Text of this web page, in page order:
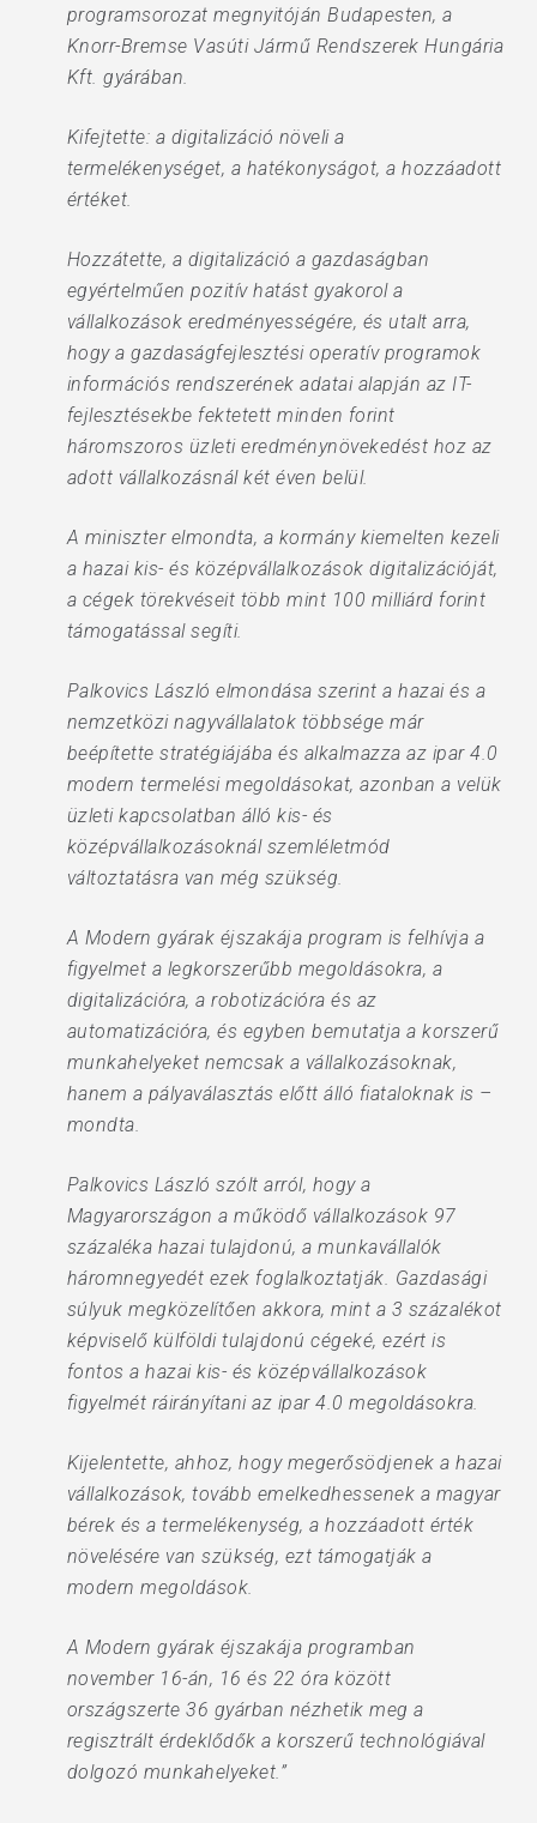
programsorozat megnyitóján Budapesten, a
Knorr-Bremse Vasúti Jármű Rendszerek Hungária
Kft. gyárában.
Kifejtette: a digitalizáció növeli a
termelékenységet, a hatékonyságot, a hozzáadott
értéket.
Hozzátette, a digitalizáció a gazdaságban
egyértelműen pozitív hatást gyakorol a
vállalkozások eredményességére, és utalt arra,
hogy a gazdaságfejlesztési operatív programok
információs rendszerének adatai alapján az IT-
fejlesztésekbe fektetett minden forint
háromszoros üzleti eredménynövekedést hoz az
adott vállalkozásnál két éven belül.
A miniszter elmondta, a kormány kiemelten kezeli
a hazai kis- és középvállalkozások digitalizációját,
a cégek törekvéseit több mint 100 milliárd forint
támogatással segíti.
Palkovics László elmondása szerint a hazai és a
nemzetközi nagyvállalatok többsége már
beépítette stratégiájába és alkalmazza az ipar 4.0
modern termelési megoldásokat, azonban a velük
üzleti kapcsolatban álló kis- és
középvállalkozásoknál szemléletmód
változtatásra van még szükség.
A Modern gyárak éjszakája program is felhívja a
figyelmet a legkorszerűbb megoldásokra, a
digitalizációra, a robotizációra és az
automatizációra, és egyben bemutatja a korszerű
munkahelyeket nemcsak a vállalkozásoknak,
hanem a pályaválasztás előtt álló fiataloknak is –
mondta.
Palkovics László szólt arról, hogy a
Magyarországon a működő vállalkozások 97
százaléka hazai tulajdonú, a munkavállalók
háromnegyedét ezek foglalkoztatják. Gazdasági
súlyuk megközelítően akkora, mint a 3 százalékot
képviselő külföldi tulajdonú cégeké, ezért is
fontos a hazai kis- és középvállalkozások
figyelmét ráirányítani az ipar 4.0 megoldásokra.
Kijelentette, ahhoz, hogy megerősödjenek a hazai
vállalkozások, tovább emelkedhessenek a magyar
bérek és a termelékenység, a hozzáadott érték
növelésére van szükség, ezt támogatják a
modern megoldások.
A Modern gyárak éjszakája programban
november 16-án, 16 és 22 óra között
országszerte 36 gyárban nézhetik meg a
regisztrált érdeklődők a korszerű technológiával
dolgozó munkahelyeket.”